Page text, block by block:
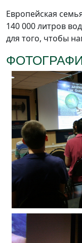
Европейская
140 000 литров
для того, чтобы